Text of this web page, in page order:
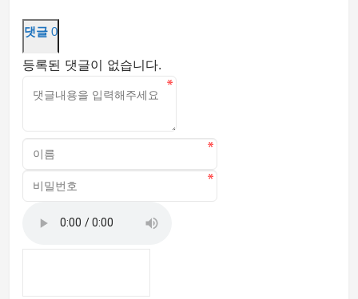
댓글 0
등록된 댓글이 없습니다.